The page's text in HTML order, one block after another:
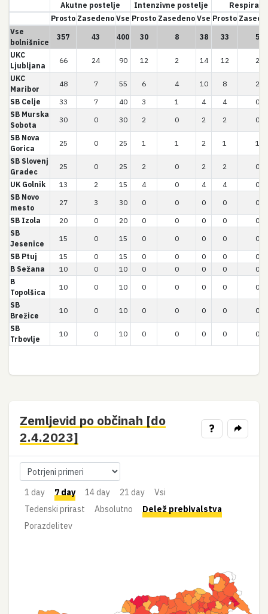
Akutne postelje Intenzivne postelje
Prosto Zasedeno Vse Prosto Zasedeno Vse Prosto
Vse
bolnišnice
357 43 400 30 8 38 33
5
UKC
Ljubljana
66 24 90 12 2 14 12
2
UKC
Maribor
48 7 55 6 4 10 8
2
SB Celje
33 7 40 3 1 4 4
0
SB Murska
Sobota
30 0 30 2 0 2 2
0
SB Nova
Gorica
25 0 25 1 1 2 1
1
SB Slovenj
Gradec
25 0 25 2 0 2 2
0
UK Golnik
13 2 15 4 0 4 4
0
SB Novo
mesto
27 3 30 0 0 0 0
0
SB Izola
20 0 20 0 0 0 0
0
SB
Jesenice
15 0 15 0 0 0 0
0
SB Ptuj
15 0 15 0 0 0 0
0
B Sežana
10 0 10 0 0 0 0
0
B
Topolšica
10 0 10 0 0 0 0
0
SB
Brežice
10 0 10 0 0 0 0
0
SB
Trbovlje
10 0 10 0 0 0 0 0
Zemljevid po občinah [do
2.4.2023]
?
1 day 7 day 14 day 21 day
Vsi
Tedenski prirast
Absolutno
Delež prebivalstva
Porazdelitev